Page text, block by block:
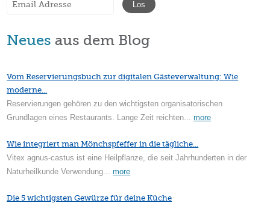
Neues aus dem Blog
Vom Reservierungsbuch zur digitalen Gästeverwaltung: Wie
moderne...
Reservierungen gehören zu den wichtigsten organisatorischen
Grundlagen eines Restaurants. Lange Zeit reichten...more
Wie integriert man Mönchspfeffer in die tägliche...
Vitex agnus-castus ist eine Heilpflanze, die seit Jahrhunderten in der
Naturheilkunde Verwendung...more
Die 5 wichtigsten Gewürze für deine Küche